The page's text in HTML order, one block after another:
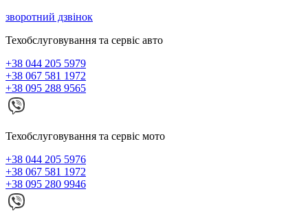
зворотний дзвінок
Техобслуговування та сервіс авто
+38 044 205 5979
+38 067 581 1972
+38 095 288 9565
Техобслуговування та сервіс мото
+38 044 205 5976
+38 067 581 1972
+38 095 280 9946